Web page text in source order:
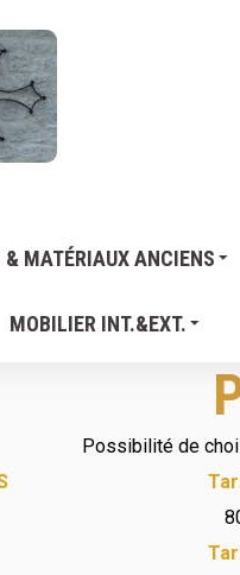
& MATÉRIAUX ANCIENS
MOBILIER INT.&EXT.
Possibilité de